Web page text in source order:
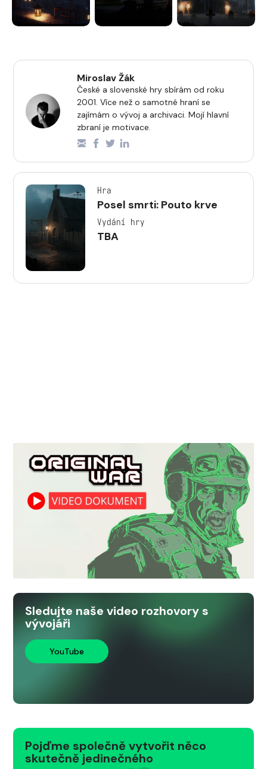
Miroslav Žák
České a slovenské hry sbírám od roku
2001. Více než o samotné hraní se
zajímám o vývoj a archivaci. Mojí hlavní
zbraní je motivace.
Hra
Posel smrti: Pouto krve
Vydání hry
TBA
Sledujte naše video rozhovory s
vývojáři
YouTube
Pojďme společně vytvořit něco
skutečně jedinečného